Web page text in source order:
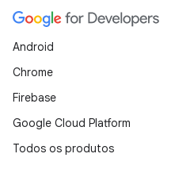
Android
Chrome
Firebase
Google Cloud Platform
Todos os produtos